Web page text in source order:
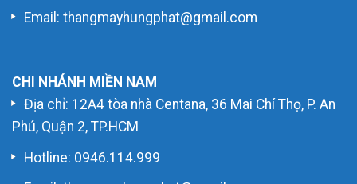
Email: thangmayhungphat@gmail.com
CHI NHÁNH MIỀN NAM
Địa chỉ: 12A4 tòa nhà Centana, 36 Mai Chí Thọ, P. An
Phú, Quận 2, TP.HCM
Hotline: 0946.114.999